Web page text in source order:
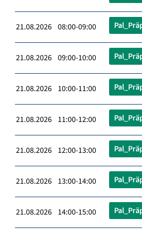
21.08.2026 08:00-09:00
21.08.2026 09:00-10:00
21.08.2026 10:00-11:00
21.08.2026 11:00-12:00
21.08.2026 12:00-13:00
21.08.2026 13:00-14:00
21.08.2026 14:00-15:00